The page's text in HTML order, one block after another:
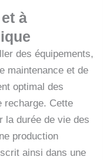
à
des équipements,
maintenance et de
optimal des
recharge. Cette
la durée de vie des
production
ainsi dans une